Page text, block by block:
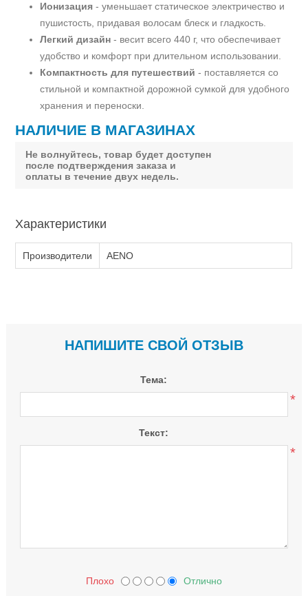
Ионизация - уменьшает статическое электричество и
пушистость, придавая волосам блеск и гладкость.
Легкий дизайн - весит всего 440 г, что обеспечивает
удобство и комфорт при длительном использовании.
Компактность для путешествий - поставляется со
стильной и компактной дорожной сумкой для удобного
хранения и переноски.
НАЛИЧИЕ В МАГАЗИНАХ
Не волнуйтесь, товар будет доступен
после подтверждения заказа и
оплаты в течение двух недель.
Характеристики
Производители AENO
НАПИШИТЕ СВОЙ ОТЗЫВ
Тема:
*
Текст:
*
Плохо Отлично